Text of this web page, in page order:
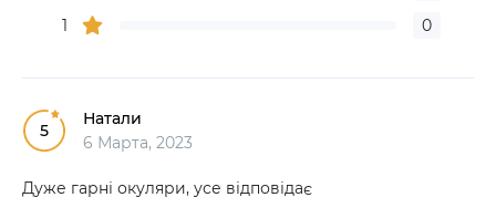
1
0
5
Натали
6 Марта, 2023
Дуже гарні окуляри, усе відповідає